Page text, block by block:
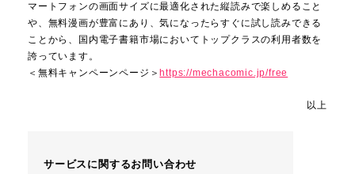
マートフォンの画面サイズに最適化された縦読みで楽しめること
や、無料漫画が豊富にあり、気になったらすぐに試し読みできる
ことから、国内電子書籍市場においてトップクラスの利用者数を
誇っています。
＜無料キャンペーンページ＞ https://mechacomic.jp/free
以上
サービスに関するお問い合わせ